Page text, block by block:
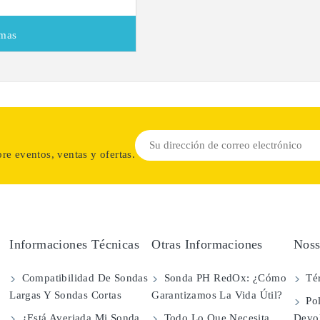
eventos, ventas y ofertas.
Informaciones Técnicas
Compatibilidad De Sondas
Largas Y Sondas Cortas
Otras Informaciones
Sonda PH RedOx: ¿Cómo
Garantizamos La Vida Útil?